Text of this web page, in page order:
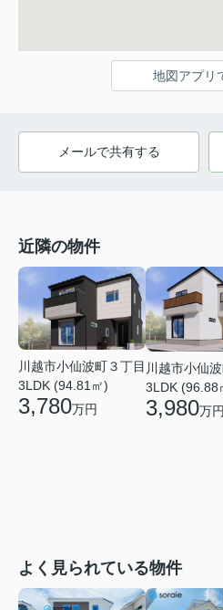
地図アプリ
メールで共有する
近隣の物件
川越市小仙波町３丁目
3LDK (94.81㎡)
3,780万円
川越市小仙
3LDK (96.88
3,980万円
よく見られている物件